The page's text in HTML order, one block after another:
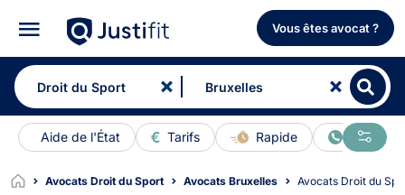
Vous êtes avocat ?
Aide de l'État Tarifs Rapide En ligne
Avocats Droit du Sport Avocats Bruxelles Avocats Droit du